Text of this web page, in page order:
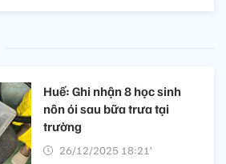
Huế: Ghi nhận 8 học sinh
nôn ói sau bữa trưa tại
trường
26/12/2025 18:21’